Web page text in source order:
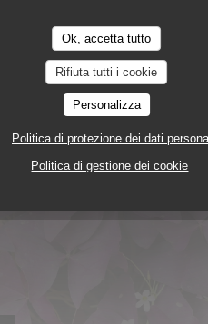
Ok, accetta tutto
Rifiuta tutti i cookie
Personalizza
Politica di protezione dei dati
Politica di gestione dei cookie
60860 Saint-Omer-en-
finestra))